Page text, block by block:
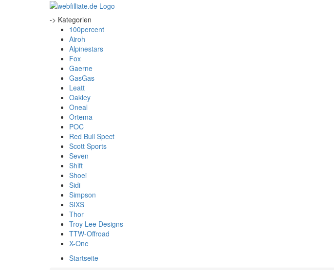
-> Kategorien
100percent
Airoh
Alpinestars
Fox
Gaerne
GasGas
Leatt
Oakley
Oneal
Ortema
POC
Red Bull Spect
Scott Sports
Seven
Shift
Shoei
Sidi
Simpson
SIXS
Thor
Troy Lee Designs
TTW-Offroad
X-One
Startseite